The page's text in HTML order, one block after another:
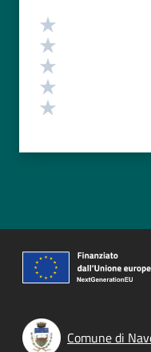
Valutazione
Comune di